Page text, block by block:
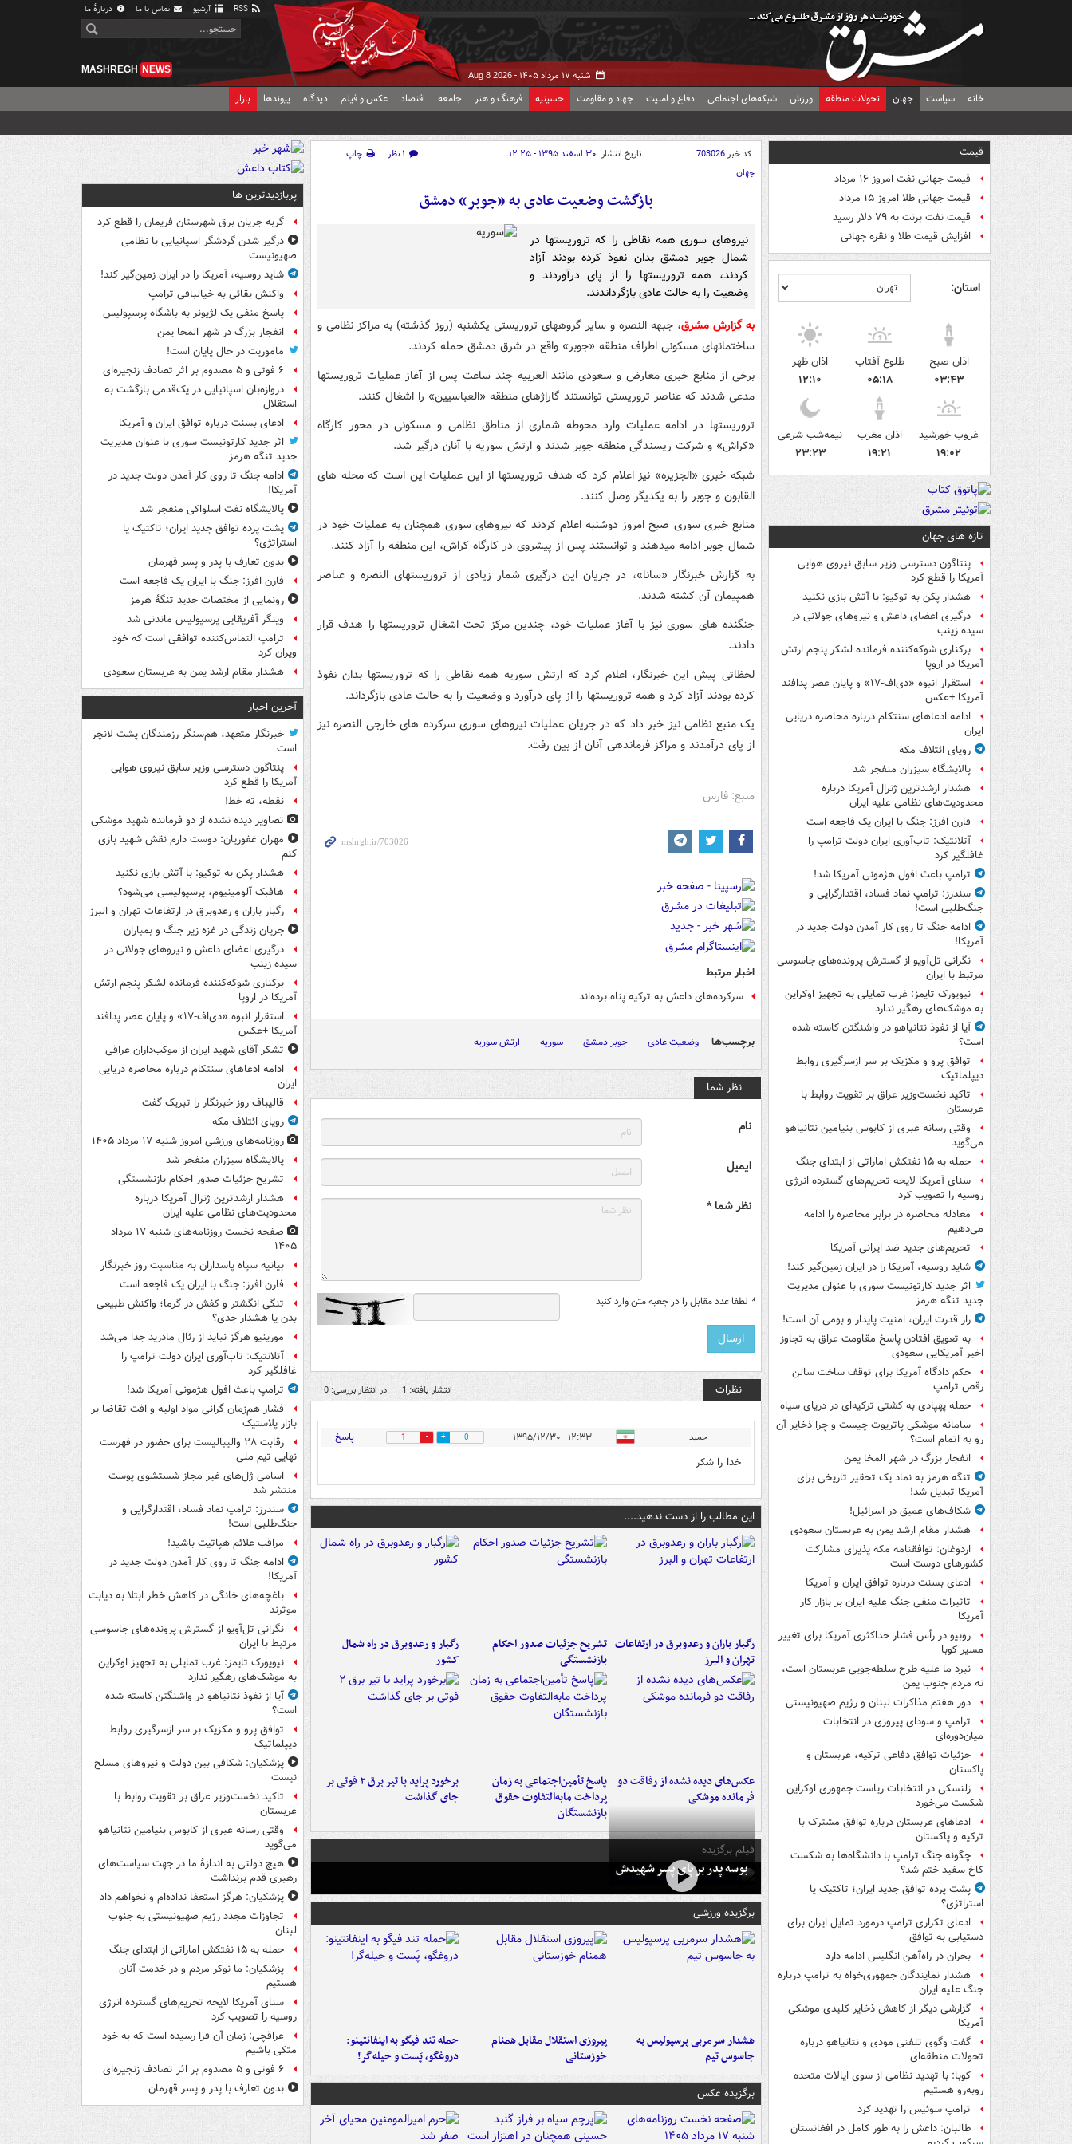
آرشیو تماس با ما دربارهٔ ما
شنبه ۱۷ مرداد ۱۴۰۵ - Aug 8 2026
MASHREGH NEWS
خانه سیاست جهان تحولات منطقه ورزش شبکه‌های اجتماعی دفاع و امنیت جهاد و مقاومت حسینیه فرهنگ و هنر جامعه اقتصاد عکس و فیلم دیدگاه پیوندها بازار
قیمت
قیمت جهانی نفت امروز ۱۶ مرداد
قیمت جهانی طلا امروز ۱۵ مرداد
قیمت نفت برنت به ۷۹ دلار رسید
افزایش قیمت طلا و نقره جهانی
استان:
اذان صبح
۰۳:۴۳
طلوع آفتاب
۰۵:۱۸
اذان ظهر
۱۲:۱۰
غروب خورشید
۱۹:۰۲
اذان مغرب
۱۹:۲۱
نیمه‌شب شرعی
۲۳:۲۳
تازه های جهان
پنتاگون دسترسی وزیر سابق نیروی هوایی
آمریکا را قطع کرد
هشدار پکن به توکیو: با آتش بازی نکنید
درگیری اعضای داعش و نیروهای جولانی در
سیده زینب
برکناری شوکه‌کننده فرمانده لشکر پنجم ارتش
آمریکا در اروپا
استقرار انبوه «دی‌اف‑۱۷» و پایان عصر پدافند
آمریکا +عکس
ادامه ادعاهای سنتکام درباره محاصره دریایی
ایران
رویای ائتلاف مکه
پالایشگاه سیزران منفجر شد
هشدار ارشدترین ژنرال آمریکا درباره
محدودیت‌های نظامی علیه ایران
فارن افرز: جنگ با ایران یک فاجعه است
آتلانتیک: تاب‌آوری ایران دولت ترامپ را
غافلگیر کرد
ترامپ باعث افول هژمونی آمریکا شد!
سندرز: ترامپ نماد فساد، اقتدارگرایی و
جنگ‌طلبی است!
ادامه جنگ تا روی کار آمدن دولت جدید در
آمریکا!
نگرانی تل‌آویو از گسترش پرونده‌های جاسوسی
مرتبط با ایران
نیویورک تایمز: غرب تمایلی به تجهیز اوکراین
به موشک‌های رهگیر ندارد
آیا از نفوذ نتانیاهو در واشنگتن کاسته شده
است؟
توافق پرو و مکزیک بر سر ازسرگیری روابط
دیپلماتیک
تاکید نخست‌وزیر عراق بر تقویت روابط با
عربستان
وقتی رسانه عبری از کابوس بنیامین نتانیاهو
می‌گوید
حمله به ۱۵ نفتکش‌ اماراتی از ابتدای جنگ
سنای آمریکا لایحه تحریم‌های گسترده انرژی
روسیه را تصویب کرد
معادله محاصره در برابر محاصره را ادامه
می‌دهیم
تحریم‌های جدید ضد ایرانی آمریکا
شاید روسیه، آمریکا را در ایران زمین‌گیر کند!
اثر جدید کارتونیست سوری با عنوان مدیریت
جدید تنگه هرمز
راز قدرت ایران، امنیت پایدار و بومی آن است!
به تعویق افتادن پاسخ مقاومت عراق به تجاوز
اخیر آمریکایی سعودی
حکم دادگاه آمریکا برای توقف ساخت سالن
رقص ترامپ
حمله پهپادی به کشتی ترکیه‌ای در دریای سیاه
سامانه موشکی پاتریوت چیست و چرا ذخایر آن
رو به اتمام است؟
انفجار بزرگ در شهر المخا یمن
تنگه هرمز به نماد یک تحقیر تاریخی برای
آمریکا تبدیل شد!
شکاف‌های عمیق در اسرائیل!
هشدار مقام ارشد یمن به عربستان سعودی
اردوغان: توافقنامه مکه پذیرای مشارکت
کشورهای دوست است
ادعای بسنت درباره توافق ایران و آمریکا
تاثیرات منفی جنگ علیه ایران بر بازار کار
آمریکا
روبیو در رأس فشار حداکثری آمریکا برای تغییر
مسیر کوبا
نبرد ما علیه طرح سلطه‌جویی عربستان است،
نه مردم جنوب یمن
دور هفتم مذاکرات لبنان و رژیم صهیونیستی
ترامپ و سودای پیروزی در انتخابات
میان‌دوره‌ای
جزئیات توافق دفاعی ترکیه، عربستان و
پاکستان
زلنسکی در انتخابات ریاست جمهوری اوکراین
شکست می‌خورد
ادعاهای عربستان درباره توافق مشترک با
ترکیه و پاکستان
چگونه جنگ ترامپ با دانشگاه‌ها به شکست
کاخ سفید ختم شد؟
پشت پرده توافق جدید ایران؛ تاکتیک یا
استراتژی؟
ادعای تکراری ترامپ درمورد تمایل ایران برای
دستیابی به توافق
بحران در راه‌آهن انگلیس ادامه دارد
هشدار نمایندگان جمهوری‌خواه به ترامپ درباره
جنگ علیه ایران
گزارشی دیگر از کاهش ذخایر کلیدی موشکی
آمریکا
گفت وگوی تلفنی مودی و نتانیاهو درباره
تحولات منطقه‌ای
کوبا: با تهدید نظامی از سوی ایالات متحده
روبه‌رو هستیم
ترامپ سوئیس را تهدید کرد
طالبان: داعش را به طور کامل در افغانستان
کد خبر703026 تاریخ انتشار: ۳۰ اسفند ۱۳۹۵ - ۱۲:۲۵ ۱ نظر
چاپ
جهان
بازگشت وضعیت عادی به «جوبر» دمشق
نیروهای سوری همه نقاطی را که تروریستها در
شمال جوبر دمشق بدان نفوذ کرده بودند آزاد
کردند، همه تروریستها را از پای درآوردند و
وضعیت را به حالت عادی بازگرداندند.
به گزارش مشرق، جبهه النصره و سایر گروههای تروریستی یکشنبه (روز گذشته) به مراکز نظامی و
ساختمانهای مسکونی اطراف منطقه «جوبر» واقع در شرق دمشق حمله کردند.
برخی از منابع خبری معارض و سعودی مانند العربیه چند ساعت پس از آغاز عملیات تروریستها
مدعی شدند که عناصر تروریستی توانستند گاراژهای منطقه «العباسیین» را اشغال کنند.
تروریستها در ادامه عملیات وارد محوطه شماری از مناطق نظامی و مسکونی در محور کارگاه
«کراش» و شرکت ریسندگی منطقه جوبر شدند و ارتش سوریه با آنان درگیر شد.
شبکه خبری «الجزیره» نیز اعلام کرد که هدف تروریستها از این عملیات این است که محله های
القابون و جوبر را به یکدیگر وصل کنند.
منابع خبری سوری صبح امروز دوشنبه اعلام کردند که نیروهای سوری همچنان به عملیات خود در
شمال جوبر ادامه میدهند و توانستند پس از پیشروی در کارگاه کراش، این منطقه را آزاد کنند.
به گزارش خبرنگار «سانا»، در جریان این درگیری شمار زیادی از تروریستهای النصره و عناصر
همپیمان آن کشته شدند.
جنگنده های سوری نیز با آغاز عملیات خود، چندین مرکز تحت اشغال تروریستها را هدف قرار
دادند.
لحظاتی پیش این خبرنگار، اعلام کرد که ارتش سوریه همه نقاطی را که تروریستها بدان نفوذ
کرده بودند آزاد کرد و همه تروریستها را از پای درآورد و وضعیت را به حالت عادی بازگرداند.
یک منبع نظامی نیز خبر داد که در جریان عملیات نیروهای سوری سرکرده های خارجی النصره نیز
از پای درآمدند و مراکز فرماندهی آنان از بین رفت.
منبع: فارس
اخبار مرتبط
سرکرده‌های داعش به ترکیه پناه برده‌اند
برچسب‌ها وضعیت عادی جوبر دمشق سوریه ارتش سوریه
نظر شما
نام
ایمیل
نظر شما *
* لطفا عدد مقابل را در جعبه متن وارد کنید
نظرات انتشار یافته: 1 در انتظار بررسی: 0
حمید ۱۲:۳۳ - ۱۳۹۵/۱۲/۳۰ 0
1 پاسخ
خدا را شکر
این مطالب را از دست ندهید....
رگبار باران و رعدوبرق در ارتفاعات
تهران و البرز
تشریح جزئیات صدور احکام
بازنشستگی
رگبار و رعدوبرق در راه شمال
کشور
عکس‌های دیده نشده از رفاقت دو
فرمانده‌ موشکی
پاسخ تأمین‌اجتماعی به زمان
پرداخت مابه‌التفاوت حقوق
بازنشستگان
برخورد پراید با تیر برق ۲ فوتی بر
جای گذاشت
فیلم برگزیده
بوسه‌ پدر بر پای پسر شهیدش
برگزیده ورزشی
هشدار سرمربی پرسپولیس به
جاسوس تیم
پیروزی استقلال مقابل همنام
خوزستانی
حمله تند فیگو به اینفانتینو:
دروغگو، پَست‌ و حیله‌گر!
برگزیده عکس
پربازدیدترین ها
گربه جریان برق شهرستان فریمان را قطع کرد
درگیر شدن گردشگر اسپانیایی با نظامی
صهیونیست
شاید روسیه، آمریکا را در ایران زمین‌گیر کند!
واکنش بقائی به خیالبافی ترامپ
پاسخ منفی یک لژیونر به باشگاه پرسپولیس
انفجار بزرگ در شهر المخا یمن
ماموریت در حال پایان است!
۶ فوتی و ۵ مصدوم بر اثر تصادف زنجیره‌ای
دروازه‌بان اسپانیایی در یک‌قدمی بازگشت به
استقلال
ادعای بسنت درباره توافق ایران و آمریکا
اثر جدید کارتونیست سوری با عنوان مدیریت
جدید تنگه هرمز
ادامه جنگ تا روی کار آمدن دولت جدید در
آمریکا!
پالایشگاه نفت اسلواکی منفجر شد
پشت پرده توافق جدید ایران؛ تاکتیک یا
استراتژی؟
بدون تعارف با پدر و پسر قهرمان
فارن افرز: جنگ با ایران یک فاجعه است
رونمایی از مختصات جدید تنگۀ هرمز
وینگر آفریقایی پرسپولیس ماندنی شد
ترامپ التماس‌کننده توافقی است که خود
ویران کرد
هشدار مقام ارشد یمن به عربستان سعودی
آخرین اخبار
خبرنگار متعهد، هم‌سنگر رزمندگان پشت لانچر
است
پنتاگون دسترسی وزیر سابق نیروی هوایی
آمریکا را قطع کرد
نقطه، ته خط!
تصاویر دیده‌ نشده از دو فرمانده شهید موشکی
مهران غفوریان: دوست دارم نقش شهید بازی
کنم
هشدار پکن به توکیو: با آتش بازی نکنید
هافبک آلومینیوم، پرسپولیسی می‌شود؟
رگبار باران و رعدوبرق در ارتفاعات تهران و البرز
جریان زندگی در غزه زیر جنگ و بمباران
درگیری اعضای داعش و نیروهای جولانی در
سیده زینب
برکناری شوکه‌کننده فرمانده لشکر پنجم ارتش
آمریکا در اروپا
استقرار انبوه «دی‌اف‑۱۷» و پایان عصر پدافند
آمریکا +عکس
تشکر آقای شهید ایران از موکب‌داران عراقی
ادامه ادعاهای سنتکام درباره محاصره دریایی
ایران
قالیباف روز خبرنگار را تبریک گفت
رویای ائتلاف مکه
روزنامه‌های ورزشی امروز ‌شنبه ۱۷ مرداد ۱۴۰۵
پالایشگاه سیزران منفجر شد
تشریح جزئیات صدور احکام بازنشستگی
هشدار ارشدترین ژنرال آمریکا درباره
محدودیت‌های نظامی علیه ایران
صفحه نخست روزنامه‌های شنبه ۱۷ مرداد
۱۴۰۵
بیانیه سپاه پاسداران به مناسبت روز خبرنگار
فارن افرز: جنگ با ایران یک فاجعه است
تنگی انگشتر و کفش در گرما؛ واکنش طبیعی
بدن یا هشدار جدی؟
مورینیو هرگز نباید از رئال مادرید جدا می‌شد
آتلانتیک: تاب‌آوری ایران دولت ترامپ را
غافلگیر کرد
ترامپ باعث افول هژمونی آمریکا شد!
فشار هم‌زمان گرانی مواد اولیه و افت تقاضا بر
بازار پلاستیک
رقابت ۲۸ والیبالیست برای حضور در فهرست
نهایی تیم ملی
اسامی ژل‌های غیر مجاز شستشوی پوست
منتشر شد
سندرز: ترامپ نماد فساد، اقتدارگرایی و
جنگ‌طلبی است!
مراقب علائم هپاتیت باشید!
ادامه جنگ تا روی کار آمدن دولت جدید در
آمریکا!
باغچه‌های خانگی در کاهش خطر ابتلا به دیابت
موثرند
نگرانی تل‌آویو از گسترش پرونده‌های جاسوسی
مرتبط با ایران
نیویورک تایمز: غرب تمایلی به تجهیز اوکراین
به موشک‌های رهگیر ندارد
آیا از نفوذ نتانیاهو در واشنگتن کاسته شده
است؟
توافق پرو و مکزیک بر سر ازسرگیری روابط
دیپلماتیک
پزشکیان: شکافی بین دولت و نیروهای مسلح
نیست
تاکید نخست‌وزیر عراق بر تقویت روابط با
عربستان
وقتی رسانه عبری از کابوس بنیامین نتانیاهو
می‌گوید
هیچ دولتی به اندازۀ ما در جهت سیاست‌های
رهبری قدم برنداشت
پزشکیان: هرگز استعفا نداده‌ام و نخواهم داد
تجاوزات مجدد رژیم صهیونیستی به جنوب
لبنان
حمله به ۱۵ نفتکش‌ اماراتی از ابتدای جنگ
پزشکیان: ما نوکر مردم و در خدمت آنان
هستیم
سنای آمریکا لایحه تحریم‌های گسترده انرژی
روسیه را تصویب کرد
عراقچی: زمان آن فرا رسیده است که به خود
متکی باشیم
۶ فوتی و ۵ مصدوم بر اثر تصادف زنجیره‌ای
بدون تعارف با پدر و پسر قهرمان